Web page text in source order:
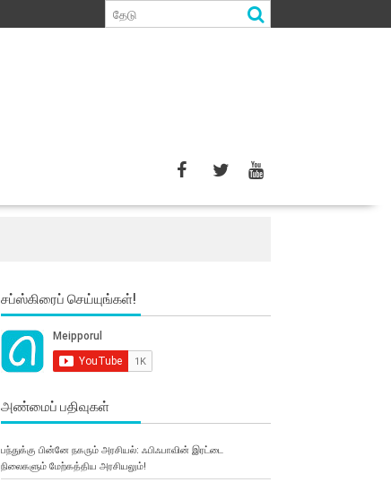
சப்ஸ்கிரைப் செய்யுங்கள்!
அண்மைப் பதிவுகள்
பந்துக்கு பின்னே நகரும் அரசியல்: ஃபிஃபாவின் இரட்டை
நிலைகளும் மேற்கத்திய அரசியலும்!